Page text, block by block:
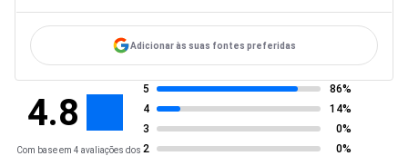
Adicionar às suas fontes preferidas
4.8
Com base em 4 avaliações dos
5
86%
4
14%
3
0%
2
0%